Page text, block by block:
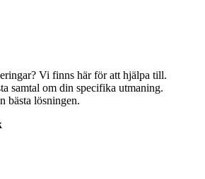
Vi finns här för att hjälpa till.
samtal om din specifika utmaning.
bästa lösningen.